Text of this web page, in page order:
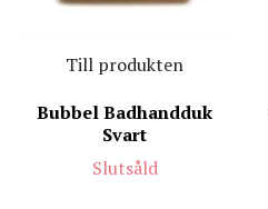
Till produkten
Bubbel Badhandduk
Svart
Slutsåld